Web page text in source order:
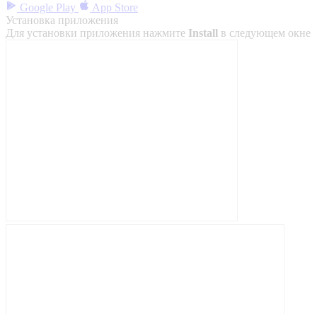
Google Play
App Store
Установка приложения
Для установки приложения нажмите Install в следующем окне